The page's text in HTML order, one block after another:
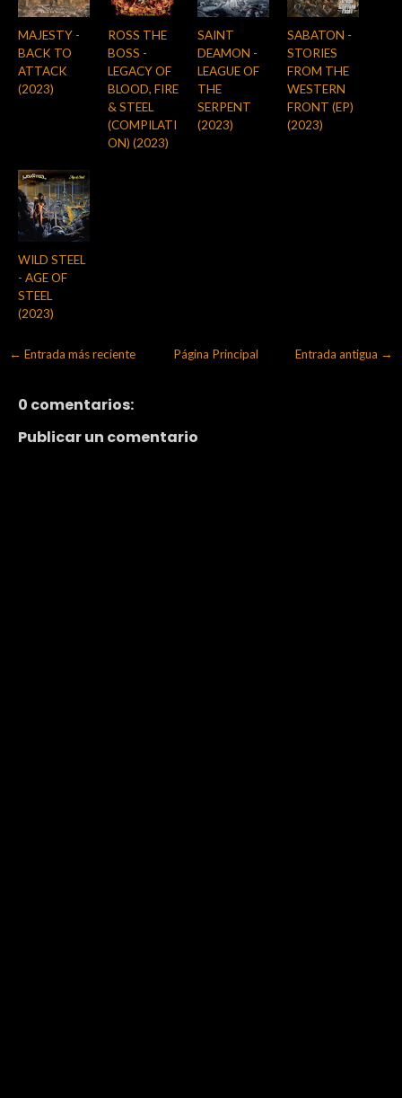
MAJESTY -
BACK TO
ATTACK
(2023)
ROSS THE
BOSS -
LEGACY OF
BLOOD, FIRE
& STEEL
(COMPILATI
ON) (2023)
SAINT
DEAMON -
LEAGUE OF
THE
SERPENT
(2023)
SABATON -
STORIES
FROM THE
WESTERN
FRONT (EP)
(2023)
WILD STEEL
- AGE OF
STEEL
(2023)
← Entrada más reciente Entrada antigua →
Página Principal
0 comentarios:
Publicar un comentario